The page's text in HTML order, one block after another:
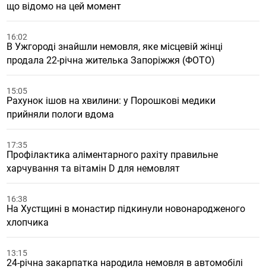
що відомо на цей момент
16:02
В Ужгороді знайшли немовля, яке місцевій жінці
продала 22-річна жителька Запоріжжя (ФОТО)
15:05
Рахунок ішов на хвилини: у Порошкові медики
прийняли пологи вдома
17:35
Профілактика аліментарного рахіту правильне
харчування та вітамін D для немовлят
16:38
На Хустщині в монастир підкинули новонародженого
хлопчика
13:15
24-річна закарпатка народила немовля в автомобілі